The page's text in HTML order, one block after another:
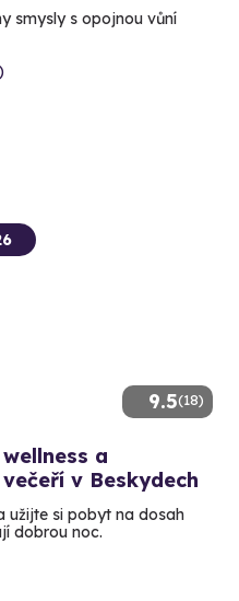
smysly s opojnou vůní
9.5(18)
a
v Beskydech
užijte si pobyt na dosah
dobrou noc.